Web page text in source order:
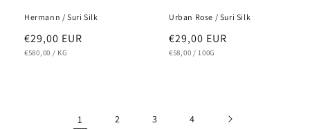
Hermann / Suri Silk
Normaler
Preis
€29,00 EUR
GRUNDPREIS
€580,00 / PRO
KG
Urban Rose / Suri Silk
Normaler
Preis
€29,00 EUR
GRUNDPREIS
€58,00 / PRO
100G
1 2 3 4